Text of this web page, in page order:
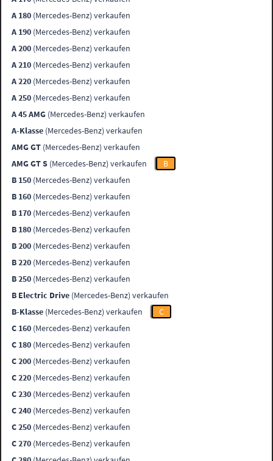
A 180 (Mercedes-Benz) verkaufen
A 190 (Mercedes-Benz) verkaufen
A 200 (Mercedes-Benz) verkaufen
A 210 (Mercedes-Benz) verkaufen
A 220 (Mercedes-Benz) verkaufen
A 250 (Mercedes-Benz) verkaufen
A 45 AMG (Mercedes-Benz) verkaufen
A-Klasse (Mercedes-Benz) verkaufen
AMG GT (Mercedes-Benz) verkaufen
AMG GT S (Mercedes-Benz) verkaufen
B
B 150 (Mercedes-Benz) verkaufen
B 160 (Mercedes-Benz) verkaufen
B 170 (Mercedes-Benz) verkaufen
B 180 (Mercedes-Benz) verkaufen
B 200 (Mercedes-Benz) verkaufen
B 220 (Mercedes-Benz) verkaufen
B 250 (Mercedes-Benz) verkaufen
B Electric Drive (Mercedes-Benz) verkaufen
B-Klasse (Mercedes-Benz) verkaufen
C
C 160 (Mercedes-Benz) verkaufen
C 180 (Mercedes-Benz) verkaufen
C 200 (Mercedes-Benz) verkaufen
C 220 (Mercedes-Benz) verkaufen
C 230 (Mercedes-Benz) verkaufen
C 240 (Mercedes-Benz) verkaufen
C 250 (Mercedes-Benz) verkaufen
C 270 (Mercedes-Benz) verkaufen